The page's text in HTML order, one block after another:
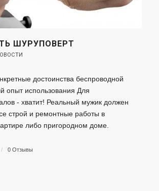
ШУРУПОВЕРТ
достоинства беспроводной
опыт использования Для
- хватит! Реальный мужик должен
строй и ремонтные работы в
либо пригородном доме.
/ 0 Отзывы